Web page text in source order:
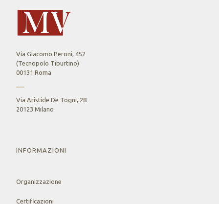
Via Giacomo Peroni, 452
(Tecnopolo Tiburtino)
00131 Roma
Via Aristide De Togni, 28
20123 Milano
INFORMAZIONI
Organizzazione
Certificazioni